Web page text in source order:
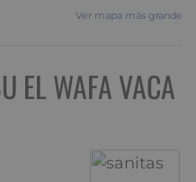
Ver mapa más grande
EL WAFA VACA